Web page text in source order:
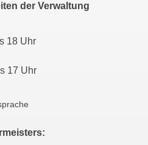
der Verwaltung
18 Uhr
bis 17 Uhr